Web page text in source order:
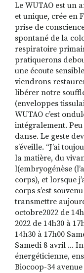
Le WUTAO est
et unique, crée en
prise de
spontané de la
respiratoire
pratiquerons
une écoute
viendrons
libérer notre
(enveloppes
WUTAO c’est
intégralement.
danse. Le geste
s’éveille. “J’ai
la matière, du
l(embryogénèse
corps), et lorsque
corps s’est
transmettre
octobre2022 de
2022 de 14h30 à
14h30 à 17h00
Samedi 8 avril ...
énergéticienne,
Biocoop-34